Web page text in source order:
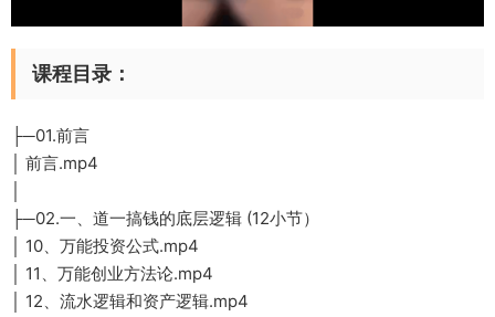
课程目录：
├─01.前言
│ 前言.mp4
├─02.一、道一搞钱的底层逻辑 (12小节）
│ 10、万能投资公式.mp4
│ 11、万能创业方法论.mp4
│ 12、流水逻辑和资产逻辑.mp4